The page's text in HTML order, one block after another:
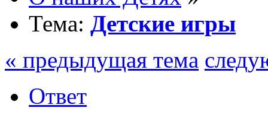
Тема: Детские игры
« предыдущая тема
Ответ